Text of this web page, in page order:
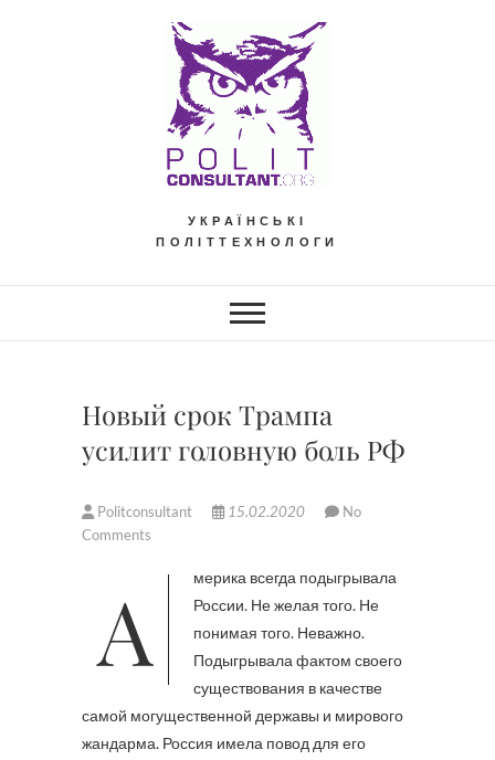
УКРАЇНСЬКІ
ПОЛІТТЕХНОЛОГИ
Новый срок Трампа
усилит головную боль РФ
Politconsultant 15.02.2020
No
Comments
Америка всегда подыгрывала
России. Не желая того. Не
понимая того. Неважно.
Подыгрывала фактом своего
существования в качестве
самой могущественной державы и мирового
жандарма. Россия имела повод для его